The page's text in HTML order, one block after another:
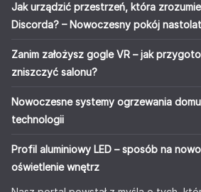
Jak urządzić przestrzeń, która
Discorda? – Nowoczesny pokój
Zanim założysz gogle VR – jak
zniszczyć salonu?
Nowoczesne systemy ogrzewania
technologii
Profil aluminiowy LED – sposób na
oświetlenie wnętrz